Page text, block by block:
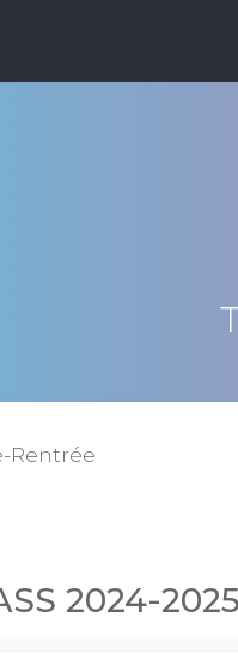
Rentrée
2024-2025